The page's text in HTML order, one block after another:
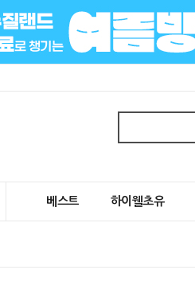
베스트 하이웰초유